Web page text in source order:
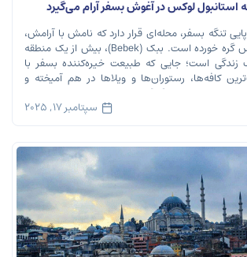
استانبول لوکس در آغوش بسفر آرام می‌گیرد
تنگه بسفر، محله‌ای قرار دارد که نامش با آرامش،
زیبایی و زندگی لوکس گره خورده است. ببک (Bebek)، بیش از یک منطقه
است؛ جایی که طبیعت خیره‌کننده بسفر با
کافه‌ها، رستوران‌ها و ویلاها در هم آمیخته و
معاصر را به […]
سپتامبر 17, 2025